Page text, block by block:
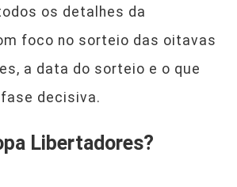
os detalhes da
foco no sorteio das oitavas
a data do sorteio e o que
decisiva.
Libertadores?